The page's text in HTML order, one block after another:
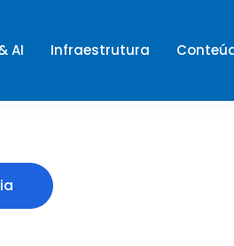
AI Infraestrutura